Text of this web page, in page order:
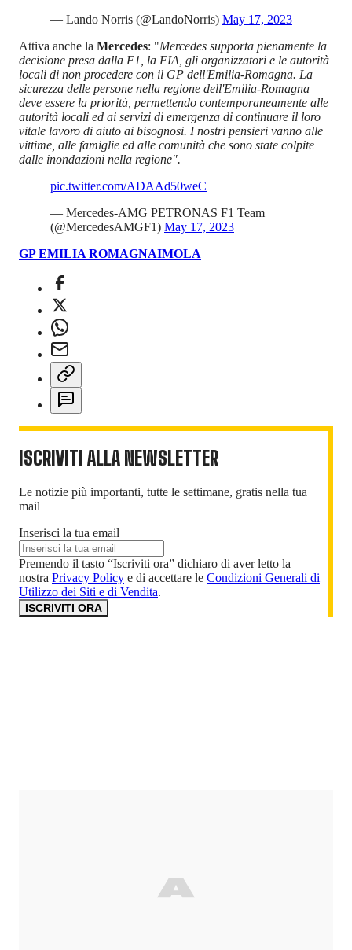
— Lando Norris (@LandoNorris) May 17, 2023
Attiva anche la Mercedes: "Mercedes supporta pienamente la
decisione presa dalla F1, la FIA, gli organizzatori e le autorità
locali di non procedere con il GP dell'Emilia-Romagna. La
sicurezza delle persone nella regione dell'Emilia-Romagna
deve essere la priorità, permettendo contemporaneamente alle
autorità locali ed ai servizi di emergenza di continuare il loro
vitale lavoro di aiuto ai bisognosi. I nostri pensieri vanno alle
vittime, alle famiglie ed alle comunità che sono state colpite
dalle inondazioni nella regione".
pic.twitter.com/ADAAd50weC
— Mercedes-AMG PETRONAS F1 Team
(@MercedesAMGF1) May 17, 2023
GP EMILIA ROMAGNAIMOLA
ISCRIVITI ALLA NEWSLETTER
Le notizie più importanti, tutte le settimane, gratis nella tua
mail
Inserisci la tua email
Premendo il tasto “Iscriviti ora” dichiaro di aver letto la
nostra Privacy Policy e di accettare le Condizioni Generali di
Utilizzo dei Siti e di Vendita.
ISCRIVITI ORA